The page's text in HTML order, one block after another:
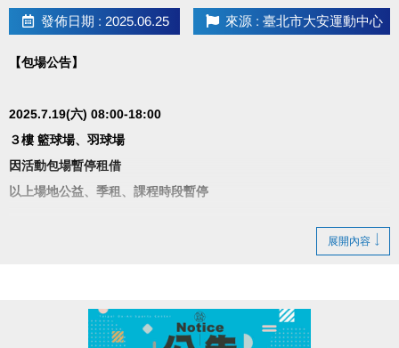
發佈日期 : 2025.06.25 來源 : 臺北市大安運動中心
【包場公告】
2025.7.19(六) 08:00-18:00
３樓 籃球場、羽球場
因活動包場暫停租借
以上場地公益、季租、課程時段暫停
展開內容